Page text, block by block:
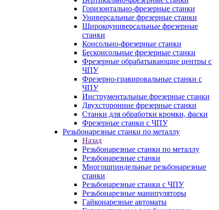
Горизонтально-фрезерные станки
Универсальные фрезерные станки
Широкоуниверсальные фрезерные
станки
Консольно-фрезерные станки
Бесконсольные фрезерные станки
Фрезерные обрабатывающие центры с
ЧПУ
Фрезерно-гравировальные станки с
ЧПУ
Инструментальные фрезерные станки
Двухсторонние фрезерные станки
Станки для обработки кромки, фаски
Фрезерные станки с ЧПУ
Резьбонарезные станки по металлу
Назад
Резьбонарезные станки по металлу
Резьбонарезные станки
Многошпиндельные резьбонарезные
станки
Резьбонарезные станки с ЧПУ
Резьбонарезные манипуляторы
Гайконарезные автоматы